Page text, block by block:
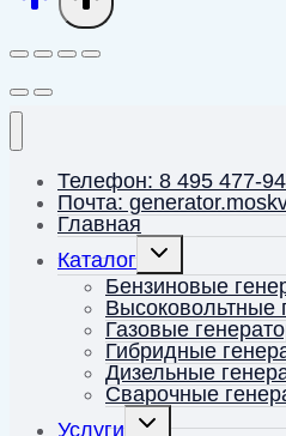
Телефон: 8 495 477-
Почта:
Главная
Каталог
Переключить
меню
Бензиновые
Высоковольтные
Газовые
Гибридные
Дизельные
Сварочные
Услуги
Переключить